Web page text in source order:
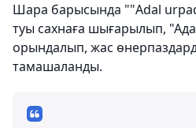
Шара барысында ""Adal
туы сахнаға шығарылып,
орындалып, жас
тамашаланды.